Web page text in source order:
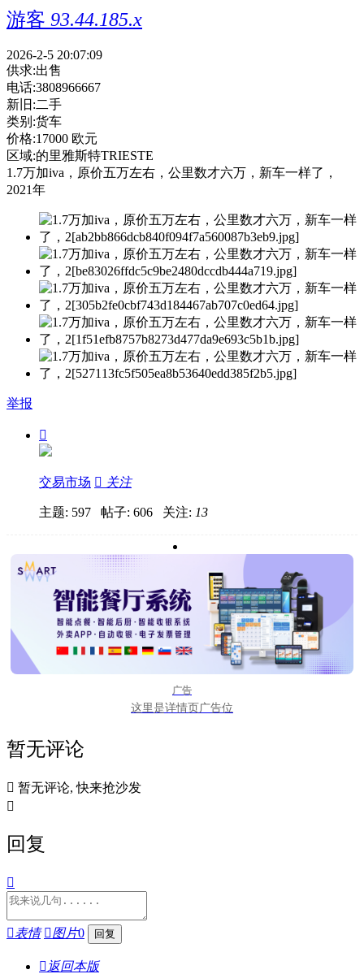
游客 93.44.185.x
2026-2-5 20:07:09
供求:出售
电话:3808966667
新旧:二手
类别:货车
价格:17000 欧元
区域:的里雅斯特TRIESTE
1.7万加iva，原价五万左右，公里数才六万，新车一样了，
2021年
举报

交易市场  关注
主题: 597 帖子: 606 关注: 13
广告
这里是详情页广告位
暂无评论
 暂无评论, 快来抢沙发

回复

表情 图片0
 返回本版